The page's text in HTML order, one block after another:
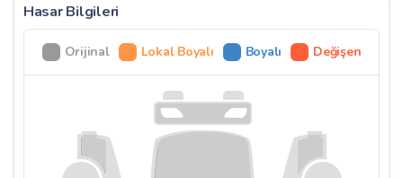
Hasar Bilgileri
Orijinal Lokal Boyalı Boyalı Değişen